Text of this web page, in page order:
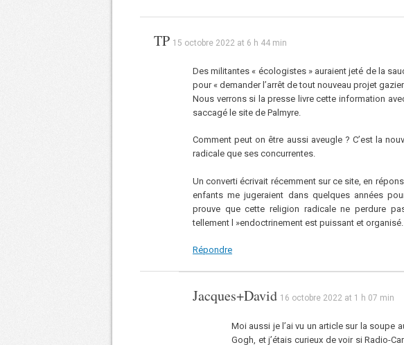
TP 15 octobre 2022 at 6 h 44 min
Des militantes « écologistes » auraient jeté de la
pour « demander l’arrêt de tout nouveau projet
Nous verrons si la presse livre cette information
saccagé le site de Palmyre.
Comment peut on être aussi aveugle ? C’est la
radicale que ses concurrentes.
Un converti écrivait récemment sur ce site, en
enfants me jugeraient dans quelques années
prouve que cette religion radicale ne perdure
tellement l »endoctrinement est puissant et organisé.
Répondre
Jacques+David 16 octobre 2022 at 1 h 07 min
Moi aussi je l’ai vu un article sur la soupe
Gogh, et j’étais curieux de voir si Radio-